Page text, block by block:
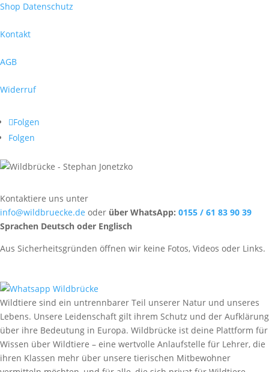
Shop Datenschutz
Kontakt
AGB
Widerruf
Folgen
Folgen
Kontaktiere uns unter
info@wildbruecke.de oder über WhatsApp: 0155 / 61 83 90 39
Sprachen Deutsch oder Englisch
Aus Sicherheitsgründen öffnen wir keine Fotos, Videos oder Links.
Wildtiere sind ein untrennbarer Teil unserer Natur und unseres
Lebens. Unsere Leidenschaft gilt ihrem Schutz und der Aufklärung
über ihre Bedeutung in Europa. Wildbrücke ist deine Plattform für
Wissen über Wildtiere – eine wertvolle Anlaufstelle für Lehrer, die
ihren Klassen mehr über unsere tierischen Mitbewohner